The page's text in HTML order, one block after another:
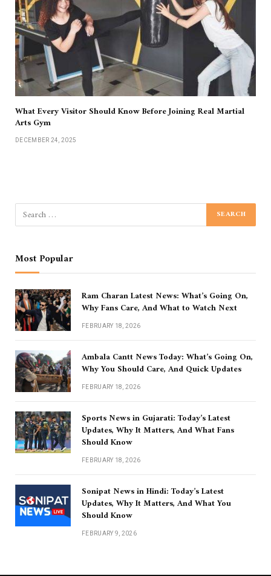
What Every Visitor Should Know Before Joining Real Martial
Arts Gym
DECEMBER 24, 2025
Most Popular
Ram Charan Latest News: What’s Going On,
Why Fans Care, And What to Watch Next
FEBRUARY 18, 2026
Ambala Cantt News Today: What’s Going On,
Why You Should Care, And Quick Updates
FEBRUARY 18, 2026
Sports News in Gujarati: Today’s Latest
Updates, Why It Matters, And What Fans
Should Know
FEBRUARY 18, 2026
Sonipat News in Hindi: Today’s Latest
Updates, Why It Matters, And What You
Should Know
FEBRUARY 9, 2026